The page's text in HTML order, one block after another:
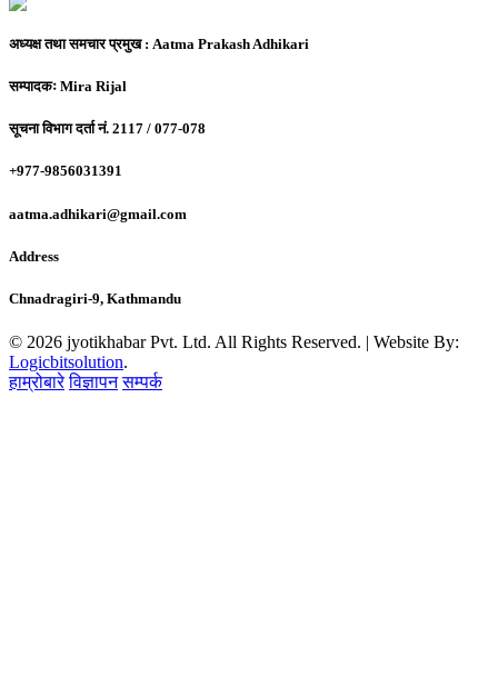
अध्यक्ष तथा समचार प्रमुख : Aatma Prakash Adhikari
सम्पादकः Mira Rijal
सूचना विभाग दर्ता नं. 2117 / 077-078
+977-9856031391
aatma.adhikari@gmail.com
Address
Chnadragiri-9, Kathmandu
© 2026 jyotikhabar Pvt. Ltd. All Rights Reserved. | Website By:
Logicbitsolution.
हाम्रोबारे विज्ञापन सम्पर्क